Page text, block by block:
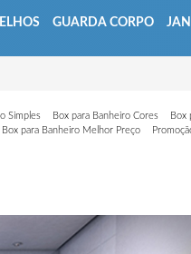
GUARDA CORPO
Simples Box para Banheiro Cores
Box
Box para Banheiro Melhor Preço